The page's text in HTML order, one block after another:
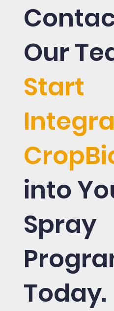
Our
Start
into
Spray
Today.